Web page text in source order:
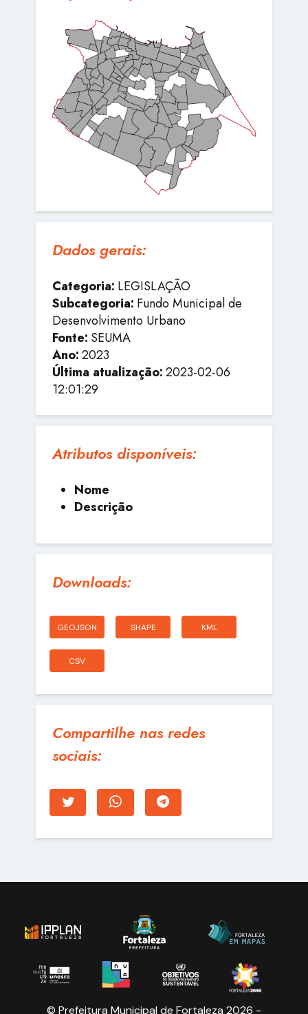
Dados gerais:
Categoria: LEGISLAÇÃO
Subcategoria: Fundo Municipal de
Desenvolvimento Urbano
Fonte: SEUMA
Ano:2023
Última atualização:2023-02-06
12:01:29
Atributos disponíveis:
Nome
Descrição
Downloads:
GEOJSON SHAPE KML
CSV
Compartilhe nas redes
sociais:
© Prefeitura Municipal de Fortaleza 2026 -